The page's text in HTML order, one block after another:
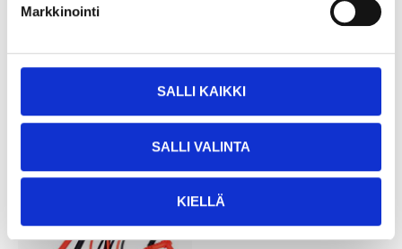
Markkinointi
SALLI KAIKKI
SALLI VALINTA
KIELLÄ
In stock in 25